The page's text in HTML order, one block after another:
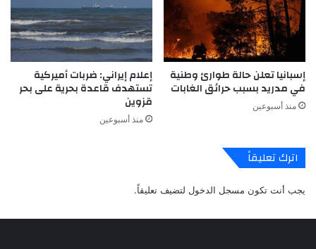
إسبانيا تعلن حالة طوارئ وطنية
في مدريد بسبب حرائق الغابات
منذ أسبوعين
إعلام إيراني: ضربات أميركية
تستهدف قاعدة بحرية على بحر
قزوين
منذ أسبوعين
اترك تعليقاً
يجب أنت تكون مسجل الدخول لتضيف تعليقاً.